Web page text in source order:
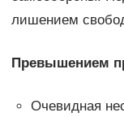
лишением
Превышением
Очевидная